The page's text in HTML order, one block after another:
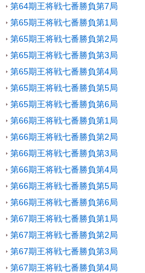
第64期王将戦七番勝負第7局
第65期王将戦七番勝負第1局
第65期王将戦七番勝負第2局
第65期王将戦七番勝負第3局
第65期王将戦七番勝負第4局
第65期王将戦七番勝負第5局
第65期王将戦七番勝負第6局
第66期王将戦七番勝負第1局
第66期王将戦七番勝負第2局
第66期王将戦七番勝負第3局
第66期王将戦七番勝負第4局
第66期王将戦七番勝負第5局
第66期王将戦七番勝負第6局
第67期王将戦七番勝負第1局
第67期王将戦七番勝負第2局
第67期王将戦七番勝負第3局
第67期王将戦七番勝負第4局